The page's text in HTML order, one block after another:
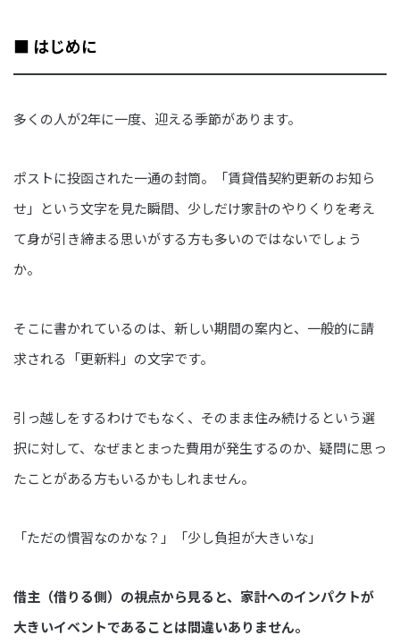
■ はじめに
多くの人が2年に一度、迎える季節があります。
ポストに投函された一通の封筒。「賃貸借契約更新のお知ら
せ」という文字を見た瞬間、少しだけ家計のやりくりを考え
て身が引き締まる思いがする方も多いのではないでしょう
か。
そこに書かれているのは、新しい期間の案内と、一般的に請
求される「更新料」の文字です。
引っ越しをするわけでもなく、そのまま住み続けるという選
択に対して、なぜまとまった費用が発生するのか、疑問に思っ
たことがある方もいるかもしれません。
「ただの慣習なのかな？」「少し負担が大きいな」
借主（借りる側）の視点から見ると、家計へのインパクトが
大きいイベントであることは間違いありません。